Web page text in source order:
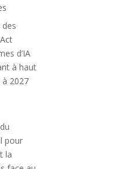
des
d’IA
à haut
2027
pour
la